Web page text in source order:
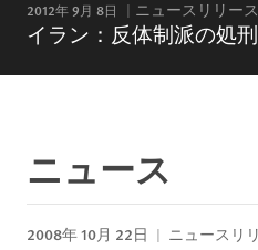
2012年 9月 8日
ニュースリリース
イラン：反体制派の処
ニュース
2008年 10月 22日 ニュースリ